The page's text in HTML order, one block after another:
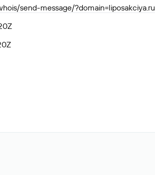
send-message/?domain=liposakciya.ru